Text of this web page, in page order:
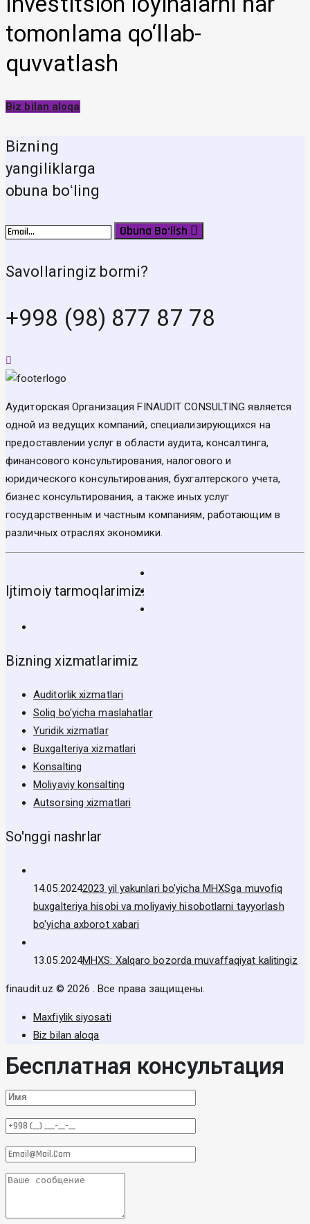
tomonlama qo‘llab-
quvvatlash
Biz bilan aloqa
Bizning
yangiliklarga
obuna boʻling
Obuna Bo‘lish
Savollaringiz bormi?
+998 (98) 877 87 78
Аудиторская Организация FINAUDIT CONSULTING является
одной из ведущих компаний, специализирующихся на
предоставлении услуг в области аудита, консалтинга,
финансового консультирования, налогового и
юридического консультирования, бухгалтерского учета,
бизнес консультирования, а также иных услуг
государственным и частным компаниям, работающим в
различных отраслях экономики.
Ijtimoiy tarmoqlarimiz:
Bizning xizmatlarimiz
Auditorlik xizmatlari
Soliq bo'yicha maslahatlar
Yuridik xizmatlar
Buxgalteriya xizmatlari
Konsalting
Moliyaviy konsalting
Autsorsing xizmatlari
So'nggi nashrlar
14.05.20242023 yil yakunlari bo'yicha MHXSga muvofiq
buxgalteriya hisobi va moliyaviy hisobotlarni tayyorlash
bo'yicha axborot xabari
13.05.2024MHXS: Xalqaro bozorda muvaffaqiyat kalitingiz
finaudit.uz © 2026 . Все права защищены.
Maxfiylik siyosati
Biz bilan aloqa
Бесплатная консультация